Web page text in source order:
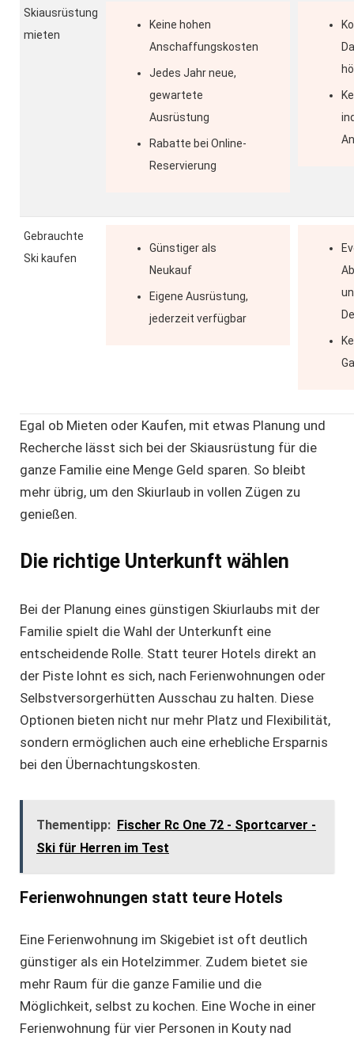
Skiausrüstung
mieten
Keine hohen
Anschaffungskosten
Jedes Jahr neue,
gewartete
Ausrüstung
Rabatte bei Online-
Reservierung
Gebrauchte
Ski kaufen
Günstiger als
Neukauf
Eigene Ausrüstung,
jederzeit verfügbar
Egal ob Mieten oder Kaufen, mit etwas Planung und
Recherche lässt sich bei der Skiausrüstung für die
ganze Familie eine Menge Geld sparen. So bleibt
mehr übrig, um den Skiurlaub in vollen Zügen zu
genießen.
Die richtige Unterkunft wählen
Bei der Planung eines günstigen Skiurlaubs mit der
Familie spielt die Wahl der Unterkunft eine
entscheidende Rolle. Statt teurer Hotels direkt an
der Piste lohnt es sich, nach Ferienwohnungen oder
Selbstversorgerhütten Ausschau zu halten. Diese
Optionen bieten nicht nur mehr Platz und Flexibilität,
sondern ermöglichen auch eine erhebliche Ersparnis
bei den Übernachtungskosten.
Thementipp: Fischer Rc One 72 - Sportcarver -
Ski für Herren im Test
Ferienwohnungen statt teure Hotels
Eine Ferienwohnung im Skigebiet ist oft deutlich
günstiger als ein Hotelzimmer. Zudem bietet sie
mehr Raum für die ganze Familie und die
Möglichkeit, selbst zu kochen. Eine Woche in einer
Ferienwohnung für vier Personen in Kouty nad